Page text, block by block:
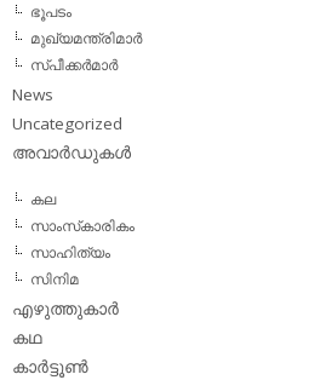
ഭൂപടം
മുഖ്യമന്ത്രിമാര്‍
സ്പീക്കര്‍മാര്‍
News
Uncategorized
അവാര്‍ഡുകള്‍
കല
സാംസ്‌കാരികം
സാഹിത്യം
സിനിമ
എഴുത്തുകാര്‍
കഥ
കാര്‍ട്ടൂണ്‍